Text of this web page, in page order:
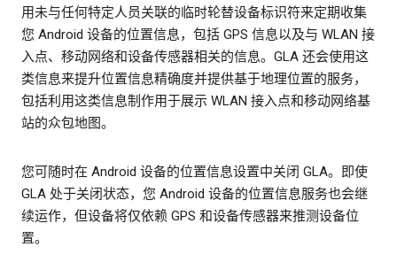
用未与任何特定人员关联的临时轮替设备标识符来定期收集
您 Android 设备的位置信息，包括 GPS 信息以及与 WLAN 接
入点、移动网络和设备传感器相关的信息。GLA 还会使用这
类信息来提升位置信息精确度并提供基于地理位置的服务，
包括利用这类信息制作用于展示 WLAN 接入点和移动网络基
站的众包地图。
您可随时在 Android 设备的位置信息设置中关闭 GLA。即使
GLA 处于关闭状态，您 Android 设备的位置信息服务也会继
续运作，但设备将仅依赖 GPS 和设备传感器来推测设备位
置。